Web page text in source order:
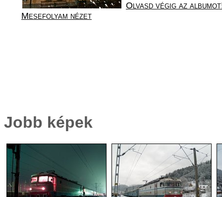
Olvasd végig az
Mesefolyam nézet
Jobb képek